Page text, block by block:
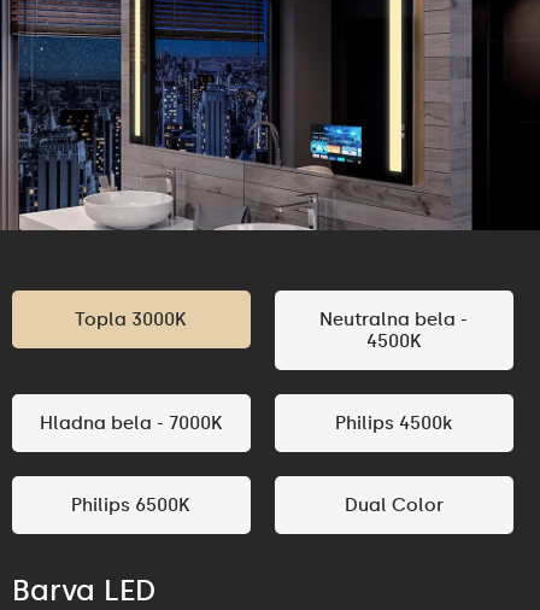
Barva LED
Topla 3000K
Neutralna bela -
4500K
Hladna bela - 7000K Philips 4500k
Philips 6500K Dual Color